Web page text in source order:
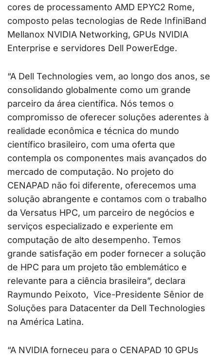
cores de processamento AMD EPYC2 Rome,
composto pelas tecnologias de Rede InfiniBand
Mellanox NVIDIA Networking, GPUs NVIDIA
Enterprise e servidores Dell PowerEdge.
“A Dell Technologies vem, ao longo dos anos, se
consolidando globalmente como um grande
parceiro da área científica. Nós temos o
compromisso de oferecer soluções aderentes à
realidade econômica e técnica do mundo
científico brasileiro, com uma oferta que
contempla os componentes mais avançados do
mercado de computação. No projeto do
CENAPAD não foi diferente, oferecemos uma
solução abrangente e contamos com o trabalho
da Versatus HPC, um parceiro de negócios e
serviços especializado e experiente em
computação de alto desempenho. Temos
grande satisfação em poder fornecer a solução
de HPC para um projeto tão emblemático e
relevante para a ciência brasileira”, declara
Raymundo Peixoto, Vice-Presidente Sênior de
Soluções para Datacenter da Dell Technologies
na América Latina.
“A NVIDIA forneceu para o CENAPAD 10 GPUs